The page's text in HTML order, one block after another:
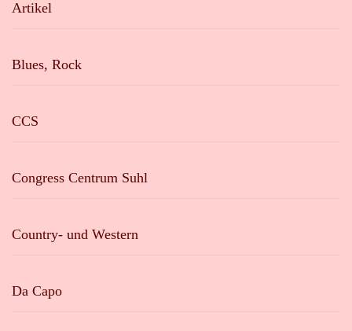
Artikel
Blues, Rock
CCS
Congress Centrum Suhl
Country- und Western
Da Capo